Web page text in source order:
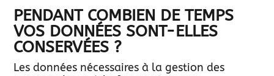
PENDANT COMBIEN DE TEMPS
VOS DONNÉES SONT-ELLES
CONSERVÉES ?
Les données nécessaires à la gestion des